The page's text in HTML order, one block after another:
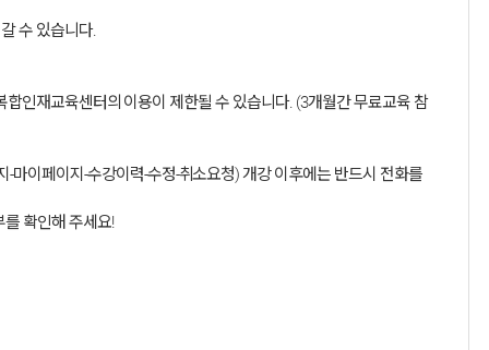
수 있습니다.
인재교육센터의 이용이 제한될 수 있습니다. (3개월간 무료교육 참
이페이지-수강이력-수정-취소요청) 개강 이후에는 반드시 전화를
확인해 주세요!